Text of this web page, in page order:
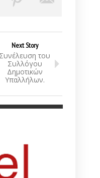
Next Story
Συνέλευση του
Συλλόγου
Δημοτικών
Υπαλλήλων.